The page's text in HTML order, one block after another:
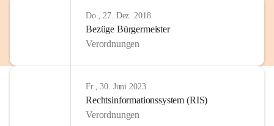
Do., 27. Dez. 2018
Bezüge Bürgermeister
Verordnungen
Fr., 30. Juni 2023
Rechtsinformationssystem (RIS)
Verordnungen